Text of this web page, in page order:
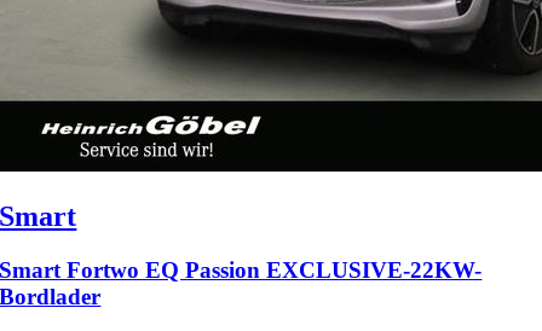
Smart
Smart Fortwo EQ Passion EXCLUSIVE-22KW-
Bordlader